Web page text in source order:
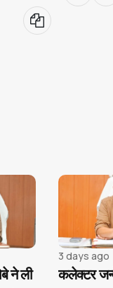
ने ली
3 days ago
कलेक्टर